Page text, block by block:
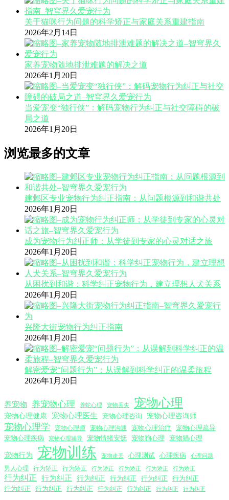
关于猫咪行为问题的科学矫正与家庭关系重建指南
2026年2月14日
家养宠物随地排泄难题的解决之道
2026年1月20日
当爱宠变“独行侠”：解码宠物行为纠正与社交障碍的破
局之道
2026年1月20日
浏览最多的文章
建邺区专业宠物行为纠正指南：从问题根源到和谐共处
2026年1月20日
成为宠物行为纠正师：从学徒到专家的心灵对话之旅
2026年1月20日
从困扰到和谐：科学纠正宠物行为，建立理想人犬关系
2026年1月20日
兴隆大街宠物行为纠正指南
2026年1月20日
解密爱宠“问题行为”：从误解到科学纠正的温柔旅程
2026年1月20日
养宠物 养宠物心理 养蛇心理 宠物丢失 宠物心理
宠物心理健康 宠物心理医生 宠物心理咨询 宠物心理咨询师
宠物心理学 宠物心理师 宠物心理沟通 宠物心理治疗
宠物心理疏导
宠物心理疾病
宠物心理辅导 宠物情绪安抚 宠物狗心理 宠物猫心理
宠物行为 宠物训练 宠物走丢 心理测试 心理疾病 心理问题
男人心理 行为矫正 行为矫正 行为矫正 行为矫正 行为矫正 行为矫正
行为纠正 行为纠正 行为纠正 行为纠正 行为纠正
行为纠正
行为纠正
行为纠正 行为纠正 行为纠正 行为纠正 行为纠正 行为纠正